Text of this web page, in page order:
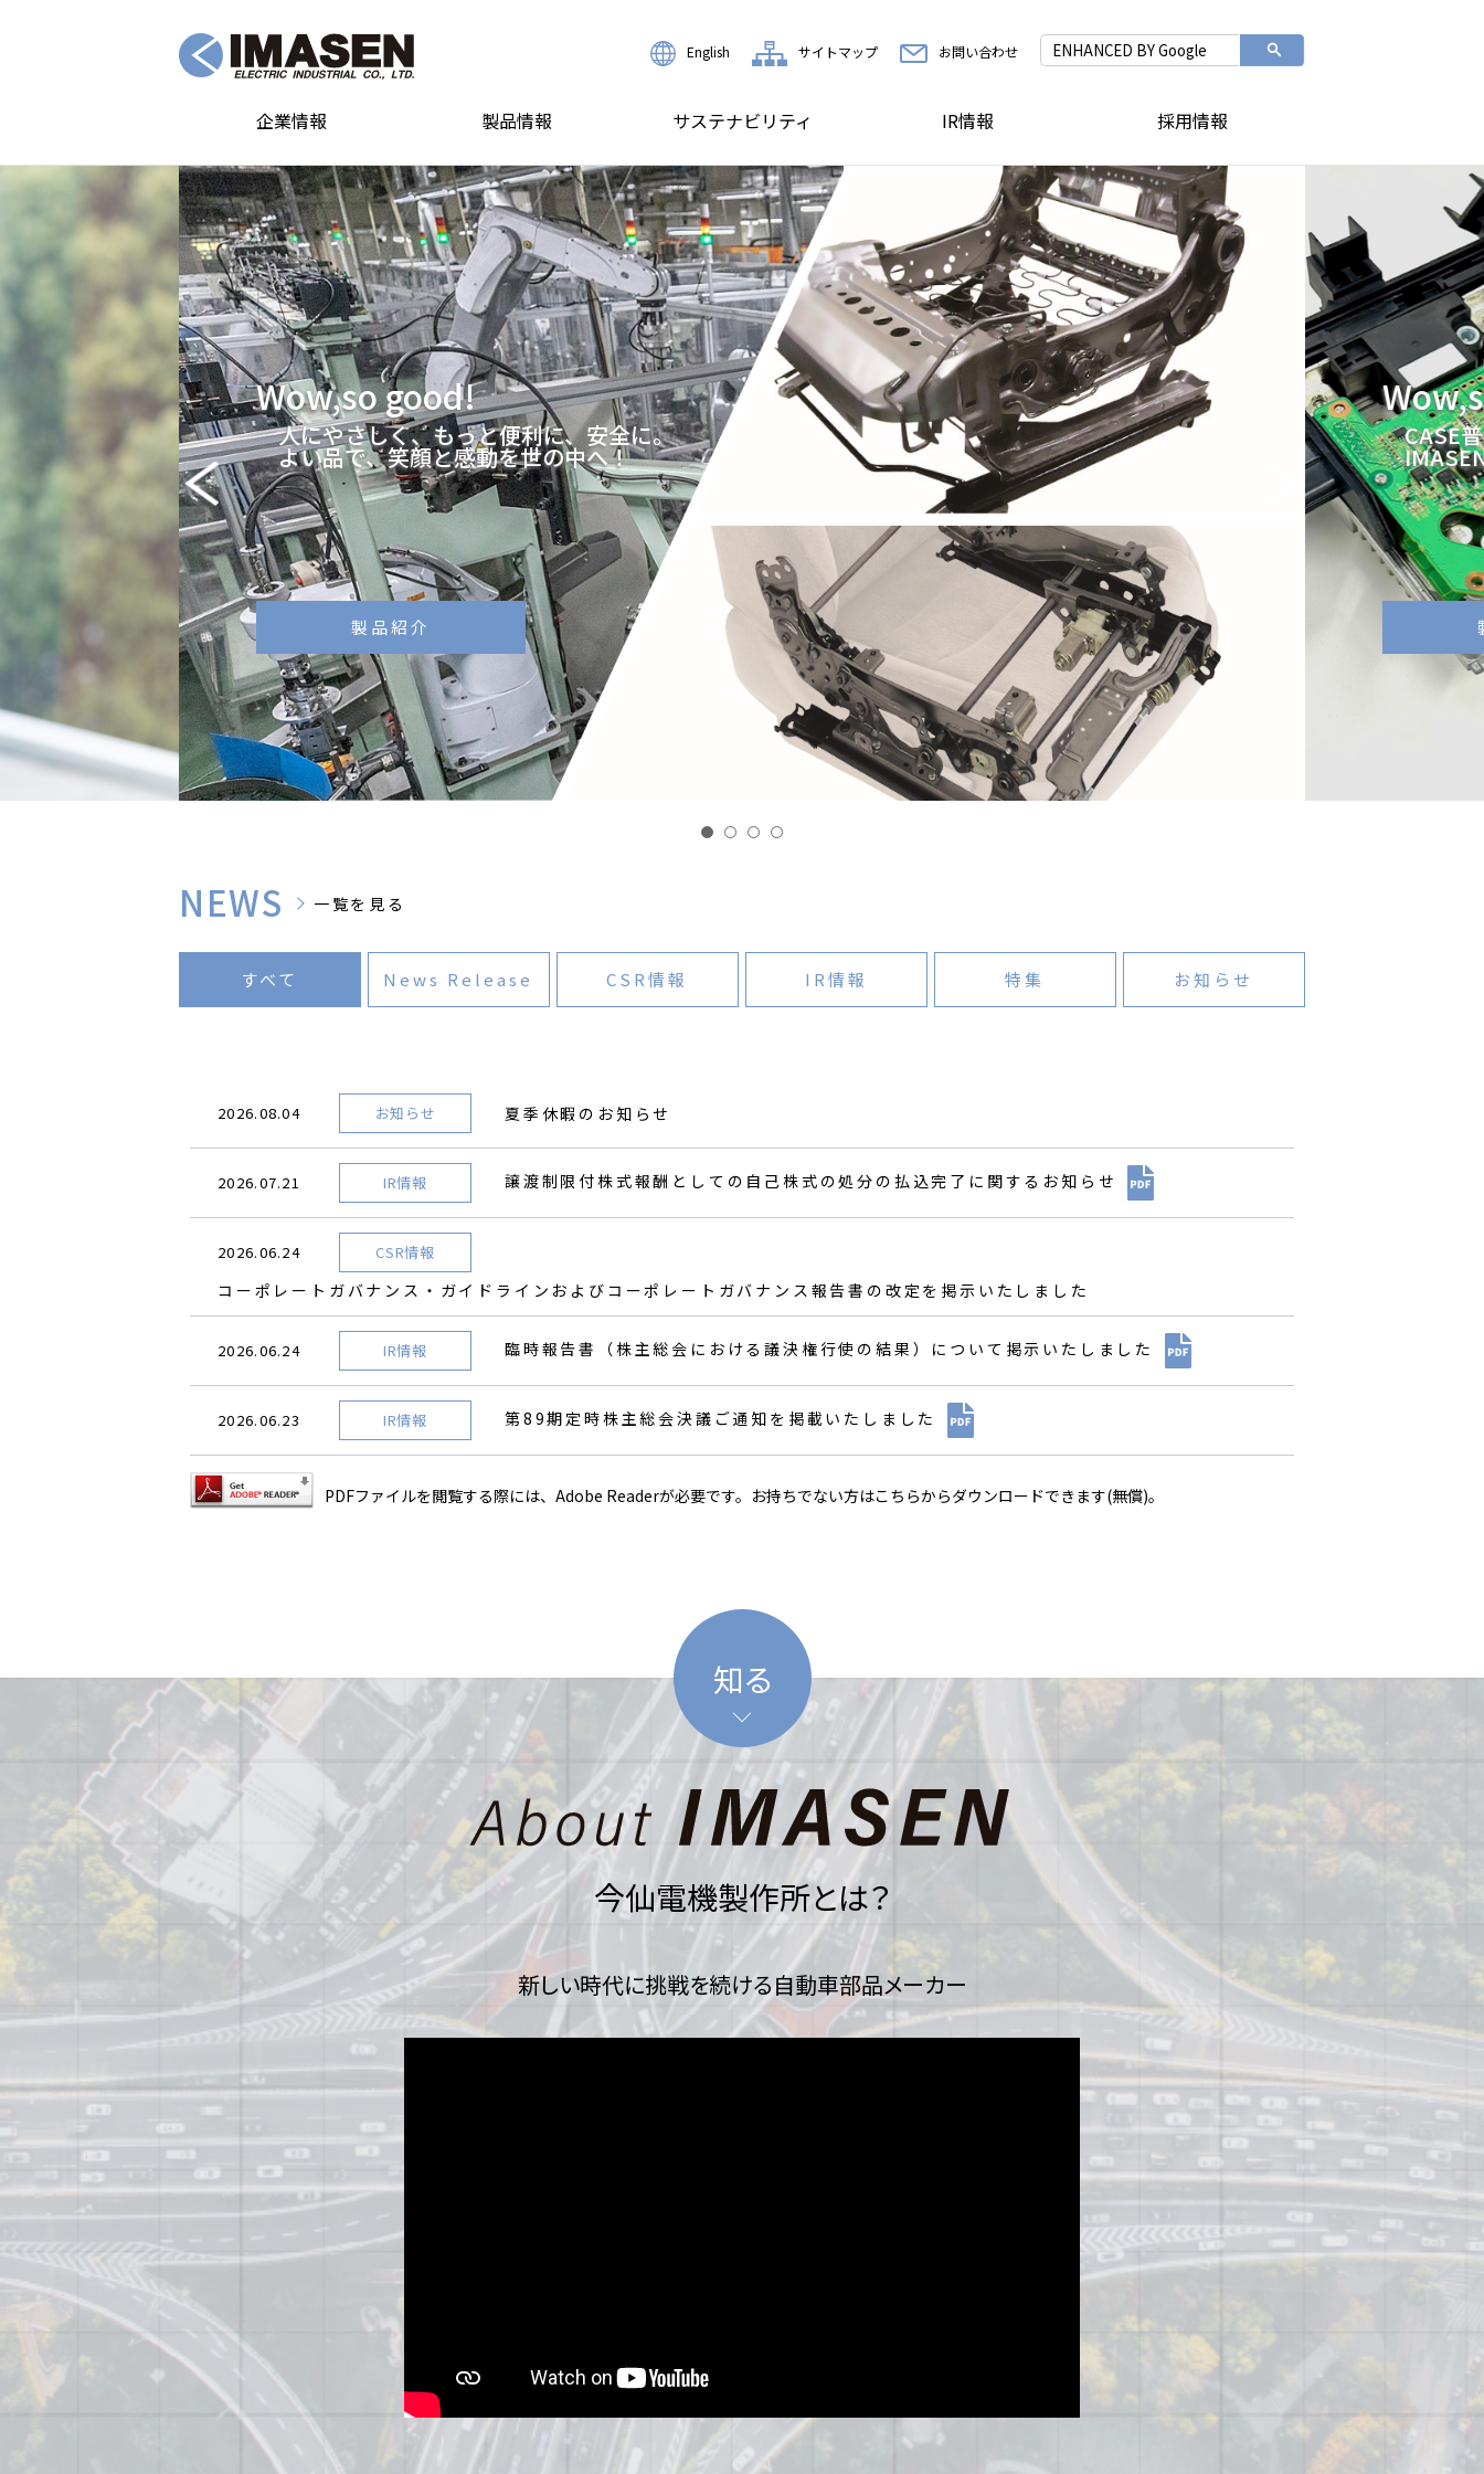
English サイトマップ お問い合わせ
企業情報 製品情報 サステナビリティ IR情報 採用情報
Previous
Wow,so good!
CASE普及による電子化、電動化に向けて
IMASENは自動車技術の進化を支えています
製品紹介
持続
向け
1 2 3 4
NEWS 一覧を見る
すべて News Release CSR情報 IR情報 特集 お知らせ
2026.08.04 お知らせ 夏季休暇のお知らせ
2026.07.21 IR情報 譲渡制限付株式報酬としての自己株式の処分の払込完了に関するお知らせ
2026.06.24 CSR情報
コーポレートガバナンス・ガイドラインおよびコーポレートガバナンス報告書の改定を掲示いたしました
2026.06.24 IR情報 臨時報告書（株主総会における議決権行使の結果）について掲示いたしました
2026.06.23 IR情報 第89期定時株主総会決議ご通知を掲載いたしました
PDFファイルを閲覧する際には、Adobe Readerが必要です。お持ちでない方はこちらからダウンロードできます(無償)。
知る
今仙電機製作所とは？
新しい時代に挑戦を続ける自動車部品メーカー